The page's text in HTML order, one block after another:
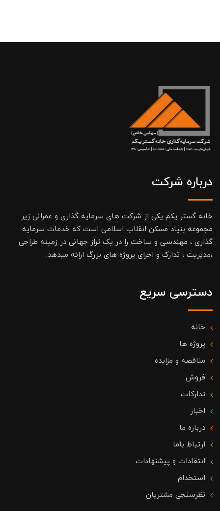
درباره شرکت
خانه گستر یکم یکی از شرکت های سرمایه گذاری و عمرانی زیر
مجموعه بنیاد مسکن انقلاب اسلامی است که خدمات سرمایه
گذاری ، مهندسی و ساخت را در یک تراز جهانی در زمینه طراحی
،مدیریت ، تدارک و اجرای پروژه های بزرگ ارائه میدهد.
دسترسی سریع
خانه
پروژه ها
مناقصه و مزایده
فروش
تدارکات
اخبار
درباره ما
ارتباط باما
انتقادات و پیشنهادات
استخدام
نظرسنجی مشتریان